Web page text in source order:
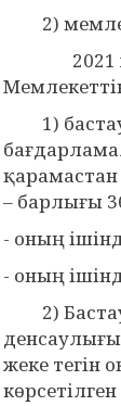
2)
2021
1)
– барлығы
- оның
- оның
2)
жеке тегін